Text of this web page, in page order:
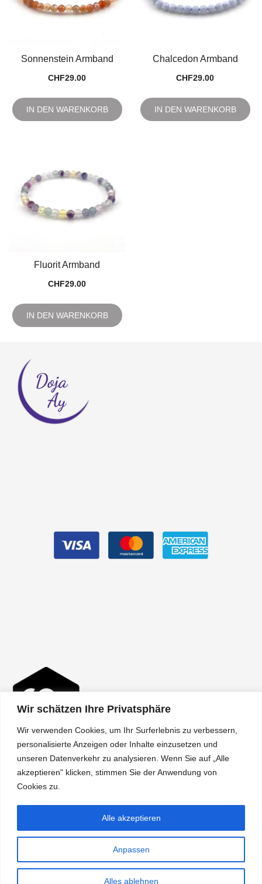
Wir schätzen Ihre Privatsphäre
Wir verwenden Cookies, um Ihr Surferlebnis zu verbessern,
personalisierte Anzeigen oder Inhalte einzusetzen und
unseren Datenverkehr zu analysieren. Wenn Sie auf „Alle
akzeptieren" klicken, stimmen Sie der Anwendung von
Cookies zu.
Anpassen
Alles ablehnen
Alle akzeptieren
Sonnenstein Armband
CHF29.00
IN DEN WARENKORB
Chalcedon Armband
CHF29.00
IN DEN WARENKORB
Fluorit Armband
CHF29.00
IN DEN WARENKORB
Über uns
Policy